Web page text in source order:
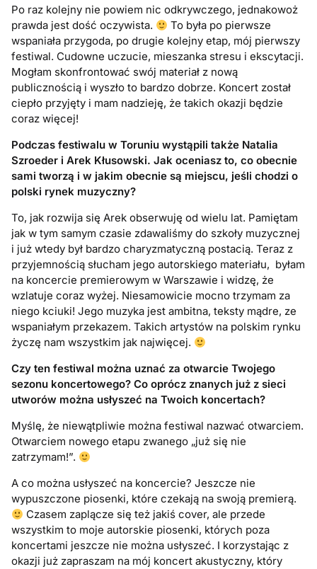
Po raz kolejny nie powiem nic odkrywczego, jednakowoż
prawda jest dość oczywista.
To była po pierwsze
wspaniała przygoda, po drugie kolejny etap, mój pierwszy
festiwal. Cudowne uczucie, mieszanka stresu i ekscytacji.
Mogłam skonfrontować swój materiał z nową
publicznością i wyszło to bardzo dobrze. Koncert został
ciepło przyjęty i mam nadzieję, że takich okazji będzie
coraz więcej!
Podczas festiwalu w Toruniu wystąpili także Natalia
Szroeder i Arek Kłusowski. Jak oceniasz to, co obecnie
sami tworzą i w jakim obecnie są miejscu, jeśli chodzi o
polski rynek muzyczny?
To, jak rozwija się Arek obserwuję od wielu lat. Pamiętam
jak w tym samym czasie zdawaliśmy do szkoły muzycznej
i już wtedy był bardzo charyzmatyczną postacią. Teraz z
przyjemnością słucham jego autorskiego materiału, byłam
na koncercie premierowym w Warszawie i widzę, że
wzlatuje coraz wyżej. Niesamowicie mocno trzymam za
niego kciuki! Jego muzyka jest ambitna, teksty mądre, ze
wspaniałym przekazem. Takich artystów na polskim rynku
życzę nam wszystkim jak najwięcej.
Czy ten festiwal można uznać za otwarcie Twojego
sezonu koncertowego? Co oprócz znanych już z sieci
utworów można usłyszeć na Twoich koncertach?
Myślę, że niewątpliwie można festiwal nazwać otwarciem.
Otwarciem nowego etapu zwanego „już się nie
zatrzymam!”.
A co można usłyszeć na koncercie? Jeszcze nie
wypuszczone piosenki, które czekają na swoją premierą.
Czasem zaplącze się też jakiś cover, ale przede
wszystkim to moje autorskie piosenki, których poza
koncertami jeszcze nie można usłyszeć. I korzystając z
okazji już zapraszam na mój koncert akustyczny, który